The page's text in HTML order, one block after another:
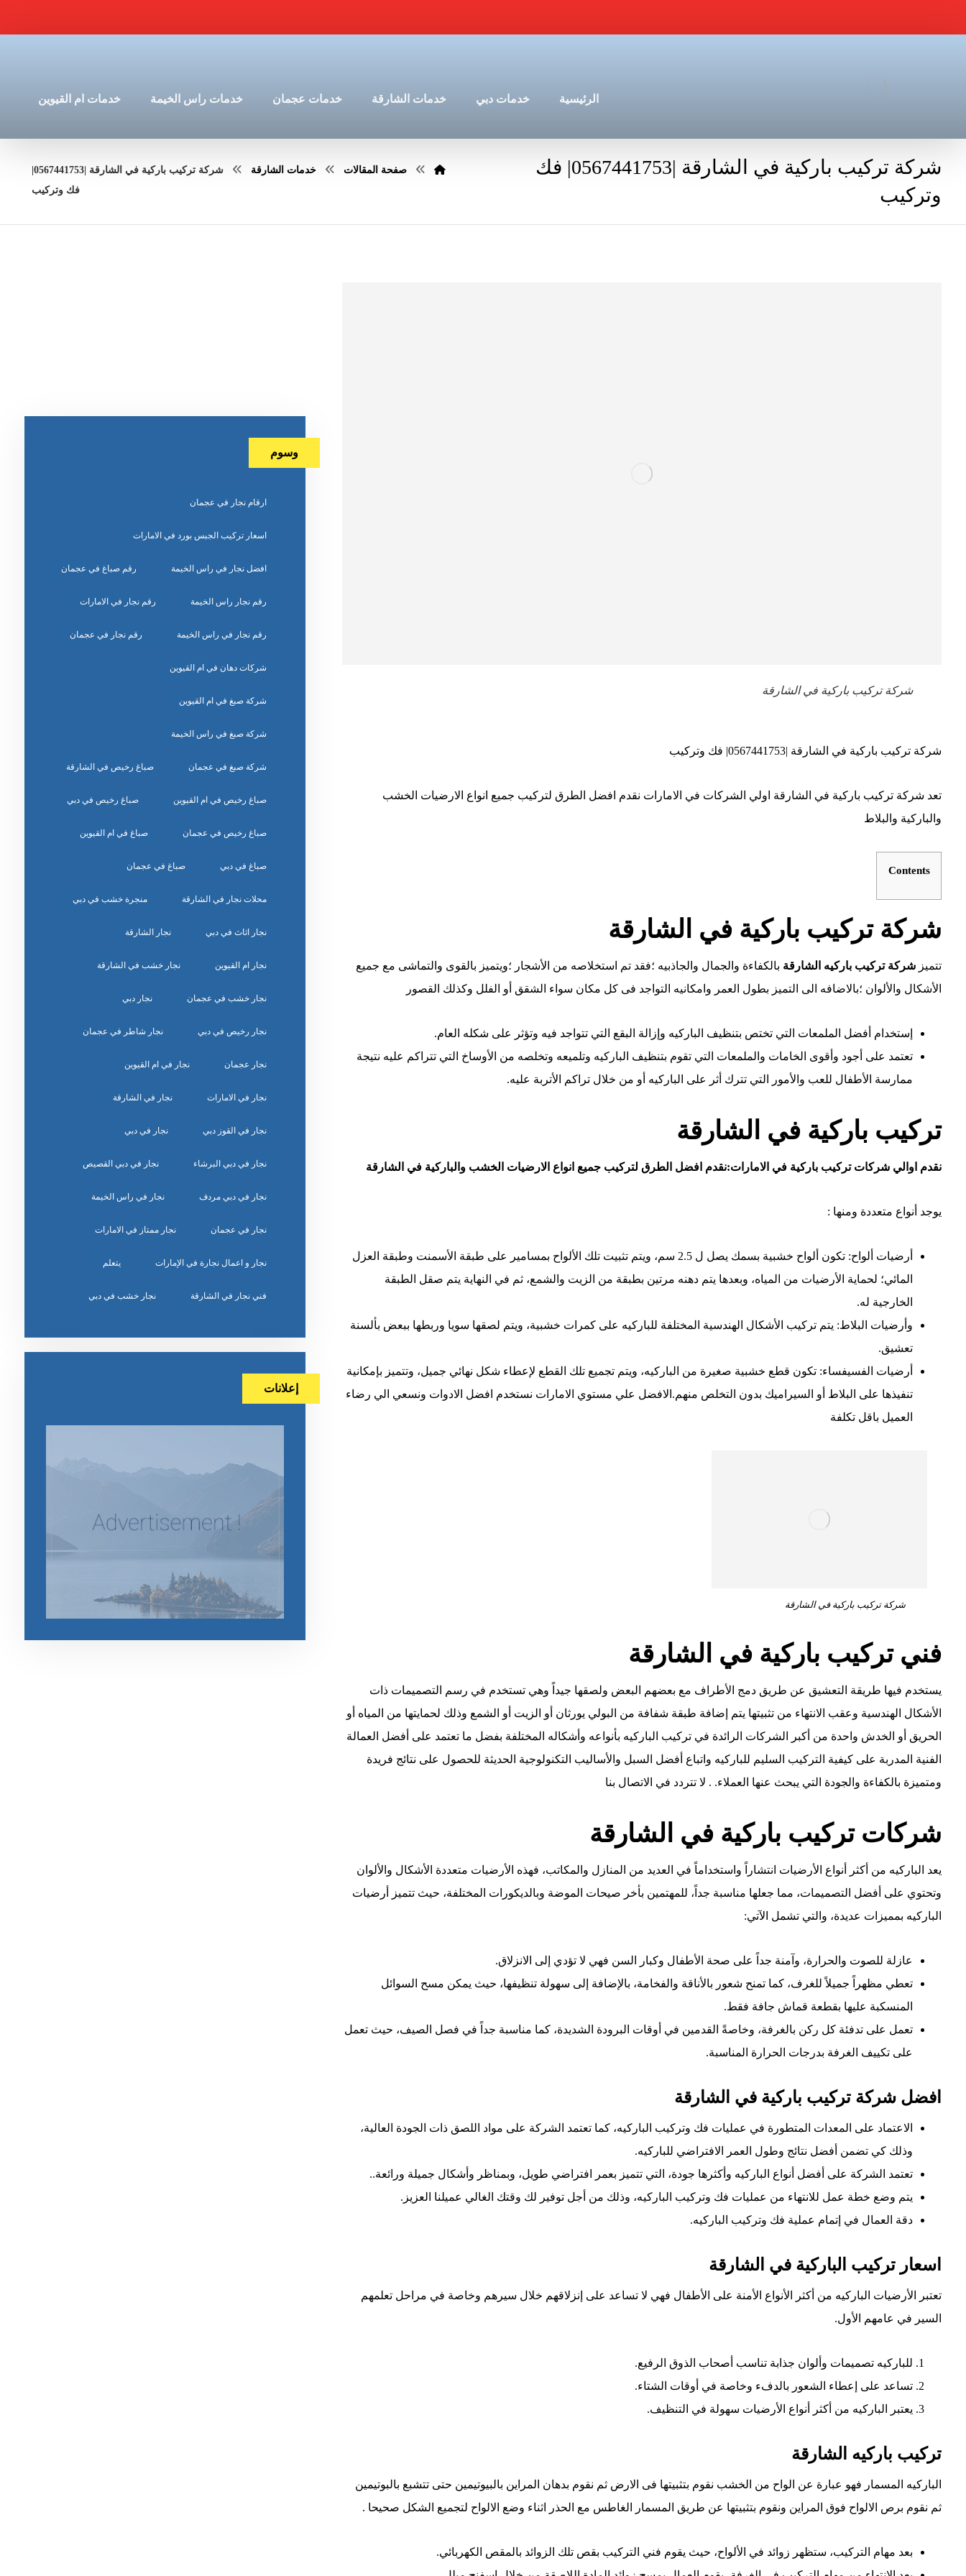
الرئيسية خدمات دبي خدمات الشارقة خدمات عجمان خدمات راس الخيمة خدمات ام القيوين
شركة تركيب باركية في الشارقة |0567441753| فك
وتركيب
صفحة المقالات خدمات الشارقة
فك وتركيب
شركة تركيب باركية في الشارقة
شركة تركيب باركية في الشارقة |0567441753| فك وتركيب
تعد شركة تركيب باركية في الشارقة اولي الشركات في الامارات نقدم افضل الطرق لتركيب جميع انواع الارضيات الخشب
والباركية والبلاط
Contents
شركة تركيب باركية في الشارقة
تتميز شركة تركيب باركيه الشارقة بالكفاءة والجمال والجاذبيه ؛فقد تم استخلاصه من الأشجار ؛ويتميز بالقوى والتماشى مع جميع
الأشكال والألوان ؛بالاضافه الى التميز بطول العمر وامكانيه التواجد فى كل مكان سواء الشقق أو الفلل وكذلك القصور
إستخدام أفضل الملمعات التي تختص بتنظيف الباركيه وإزالة البقع التي تتواجد فيه وتؤثر على شكله العام.
تعتمد على أجود وأقوى الخامات والملمعات التي تقوم بتنظيف الباركيه وتلميعه وتخلصه من الأوساخ التي تتراكم عليه نتيجة
ممارسة الأطفال للعب والأمور التي تترك أثر على الباركيه أو من خلال تراكم الأتربة عليه.
تركيب باركية في الشارقة
نقدم اوالي شركات تركيب باركية في الامارات:نقدم افضل الطرق لتركيب جميع انواع الارضيات الخشب والباركية في الشارقة
يوجد أنواع متعددة ومنها :
أرضيات ألواح: تكون ألواح خشبية بسمك يصل ل 2.5 سم، ويتم تثبيت تلك الألواح بمسامير على طبقة الأسمنت وطبقة العزل
المائي؛ لحماية الأرضيات من المياه، وبعدها يتم دهنه مرتين بطبقة من الزيت والشمع، ثم في النهاية يتم صقل الطبقة
الخارجية له.
وأرضيات البلاط: يتم تركيب الأشكال الهندسية المختلفة للباركيه على كمرات خشبية، ويتم لصقها سويا وربطها ببعض بألسنة
تعشيق.
أرضيات الفسيفساء: تكون قطع خشبية صغيرة من الباركيه، ويتم تجميع تلك القطع لإعطاء شكل نهائي جميل، وتتميز بإمكانية
تنفيذها على البلاط أو السيراميك بدون التخلص منهم.الافضل علي مستوي الامارات نستخدم افضل الادوات ونسعي الي رضاء
العميل باقل تكلفة
شركة تركيب باركية في الشارقة
فني تركيب باركية في الشارقة
يستخدم فيها طريقة التعشيق عن طريق دمج الأطراف مع بعضهم البعض ولصقها جيداً وهي تستخدم في رسم التصميمات ذات
الأشكال الهندسية وعقب الانتهاء من تثبيتها يتم إضافة طبقة شفافة من البولي يورثان أو الزيت أو الشمع وذلك لحمايتها من المياه أو
الحريق أو الخدش واحدة من أكبر الشركات الرائدة في تركيب الباركيه بأنواعه وأشكاله المختلفة بفضل ما تعتمد على أفضل العمالة
الفنية المدربة على كيفية التركيب السليم للباركيه واتباع أفضل السبل والأساليب التكنولوجية الحديثة للحصول على نتائج فريدة
ومتميزة بالكفاءة والجودة التي يبحث عنها العملاء. . لا تتردد في الاتصال بنا
شركات تركيب باركية في الشارقة
يعد الباركيه من أكثر أنواع الأرضيات انتشاراً واستخداماً في العديد من المنازل والمكاتب، فهذه الأرضيات متعددة الأشكال والألوان
وتحتوي على أفضل التصميمات، مما جعلها مناسبة جداً، للمهتمين بأخر صيحات الموضة وبالديكورات المختلفة، حيث تتميز أرضيات
الباركيه بمميزات عديدة، والتي تشمل الآتي:
عازلة للصوت والحرارة، وآمنة جداً على صحة الأطفال وكبار السن فهي لا تؤدي إلى الانزلاق.
تعطي مظهراً جميلاً للغرف، كما تمنح شعور بالأناقة والفخامة، بالإضافة إلى سهولة تنظيفها، حيث يمكن مسح السوائل
المنسكبة عليها بقطعة قماش جافة فقط.
تعمل على تدفئة كل ركن بالغرفة، وخاصةً القدمين في أوقات البرودة الشديدة، كما مناسبة جداً في فصل الصيف، حيث تعمل
على تكييف الغرفة بدرجات الحرارة المناسبة.
افضل شركة تركيب باركية في الشارقة
الاعتماد على المعدات المتطورة في عمليات فك وتركيب الباركيه، كما تعتمد الشركة على مواد اللصق ذات الجودة العالية،
وذلك كي تضمن أفضل نتائج وطول العمر الافتراضي للباركيه.
تعتمد الشركة على أفضل أنواع الباركيه وأكثرها جودة، التي تتميز بعمر افتراضي طويل، وبمناظر وأشكال جميلة ورائعة..
يتم وضع خطة عمل للانتهاء من عمليات فك وتركيب الباركيه، وذلك من أجل توفير لك وقتك الغالي عميلنا العزيز.
دقة العمال في إتمام عملية فك وتركيب الباركيه.
اسعار تركيب الباركية في الشارقة
تعتبر الأرضيات الباركيه من أكثر الأنواع الأمنة على الأطفال فهي لا تساعد على إنزلاقهم خلال سيرهم وخاصة في مراحل تعلمهم
السير في عامهم الأول.
للباركيه تصميمات وألوان جذابة تناسب أصحاب الذوق الرفيع.
تساعد على إعطاء الشعور بالدفء وخاصة في أوقات الشتاء.
يعتبر الباركيه من أكثر أنواع الأرضيات سهولة في التنظيف.
تركيب باركيه الشارقة
الباركيه المسمار فهو عبارة عن الواح من الخشب نقوم بتثبيتها فى الارض ثم نقوم بدهان المراين بالبيوتيمين حتى تتشبع بالبوتيمين
ثم نقوم برص الالواح فوق المراين ونقوم بتثبيتها عن طريق المسمار الغاطس مع الحذر اثناء وضع الالواح لتجميع الشكل صحيحا .
بعد مهام التركيب، ستظهر زوائد في الألواح، حيث يقوم فني التركيب بقص تلك الزوائد بالمقص الكهربائي.
وسوم
ارقام نجار في عجمان
اسعار تركيب الجبس بورد في الامارات
افضل نجار في راس الخيمة رقم صباغ في عجمان
رقم نجار راس الخيمة رقم نجار في الامارات
رقم نجار في راس الخيمة رقم نجار في عجمان
شركات دهان في ام القيوين
شركة صبغ في ام القيوين
شركة صبغ في راس الخيمة
شركة صبغ في عجمان صباغ رخيص في الشارقة
صباغ رخيص في ام القيوين صباغ رخيص في دبي
صباغ رخيص في عجمان صباغ في ام القيوين
صباغ في دبي صباغ في عجمان
محلات نجار في الشارقة منجرة خشب في دبي
نجار اثاث في دبي نجار الشارقة
نجار ام القيوين نجار خشب في الشارقة
نجار خشب في عجمان نجار دبي
نجار رخيص في دبي نجار شاطر في عجمان
نجار عجمان نجار في ام القيوين
نجار في الامارات نجار في الشارقة
نجار في القوز دبي نجار في دبي
نجار في دبي البرشاء نجار في دبي القصيص
نجار في دبي مردف نجار في راس الخيمة
نجار في عجمان نجار ممتاز في الامارات
نجار و اعمال نجارة في الإمارات يتعلم
‏نجار خشب في دبي
إعلانات